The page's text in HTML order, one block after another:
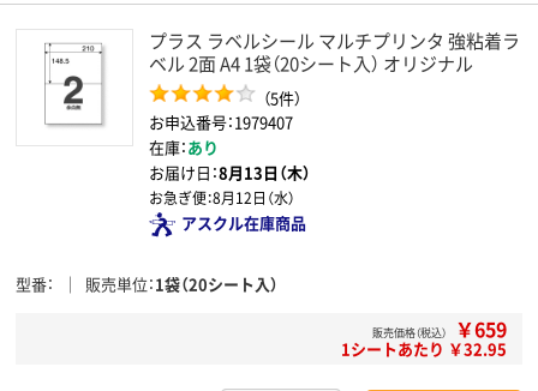
プラス ラベルシール マルチプリンタ 強粘着ラ
ベル 2面 A4 1袋（20シート入） オリジナル
（5件）
お申込番号：1979407
在庫：あり
お届け日：8月13日（木）
お急ぎ便：8月12日（水）
アスクル在庫商品
型番 販売単位 1袋（20シート入）
販売価格（税込） ￥659
1シートあたり ￥32.95